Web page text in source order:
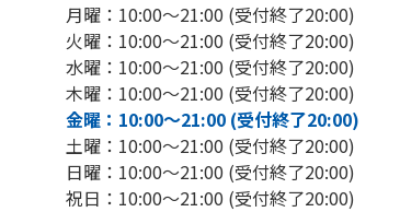
月曜：10:00～21:00 (受付終了20:00)
火曜：10:00～21:00 (受付終了20:00)
水曜：10:00～21:00 (受付終了20:00)
木曜：10:00～21:00 (受付終了20:00)
金曜：10:00～21:00 (受付終了20:00)
土曜：10:00～21:00 (受付終了20:00)
日曜：10:00～21:00 (受付終了20:00)
祝日：10:00～21:00 (受付終了20:00)